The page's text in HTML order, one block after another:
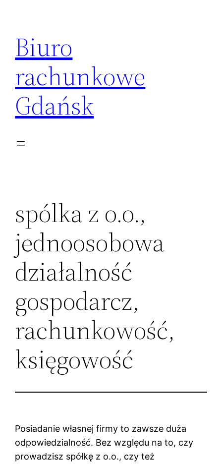
treści
Biuro
rachunkowe
Gdańsk
spólka z o.o.,
jednoosobowa
działalność
gospodarcz,
rachunkowość,
księgowość
Posiadanie własnej firmy to zawsze duża
odpowiedzialność. Bez względu na to, czy
prowadzisz spółkę z o.o., czy też